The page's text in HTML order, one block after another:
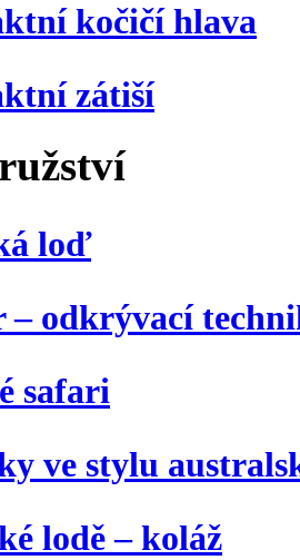
kočičí hlava
zátiší
loď
– odkrývací
safari
ve stylu
lodě – koláž